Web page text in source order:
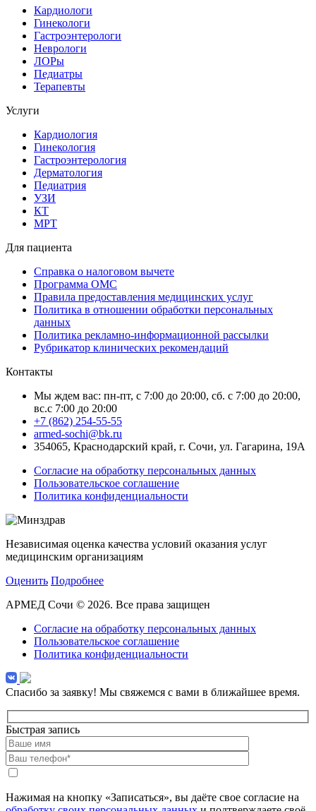
Кардиологи
Гинекологи
Гастроэнтерологи
Неврологи
ЛОРы
Педиатры
Терапевты
Услуги
Кардиология
Гинекология
Гастроэнтерология
Дерматология
Педиатрия
УЗИ
КТ
МРТ
Для пациента
Справка о налоговом вычете
Программа ОМС
Правила предоставления медицинских услуг
Политика в отношении обработки персональных
данных
Политика рекламно-информационной рассылки
Рубрикатор клинических рекомендаций
Контакты
Мы ждем вас: пн-пт, с 7:00 до 20:00, сб. с 7:00 до 20:00,
вс.с 7:00 до 20:00
+7 (862) 254-55-55
armed-sochi@bk.ru
354065, Краснодарский край, г. Сочи, ул. Гагарина, 19А
Согласие на обработку персональных данных
Пользовательское соглашение
Политика конфиденциальности
Независимая оценка качества условий оказания услуг
медицинским организациям
Оценить Подробнее
АРМЕД Сочи © 2026. Все права защищен
Согласие на обработку персональных данных
Пользовательское соглашение
Политика конфиденциальности
Спасибо за заявку! Мы свяжемся с вами в ближайшее время.
Быстрая запись
Нажимая на кнопку «Записаться», вы даёте свое согласие на